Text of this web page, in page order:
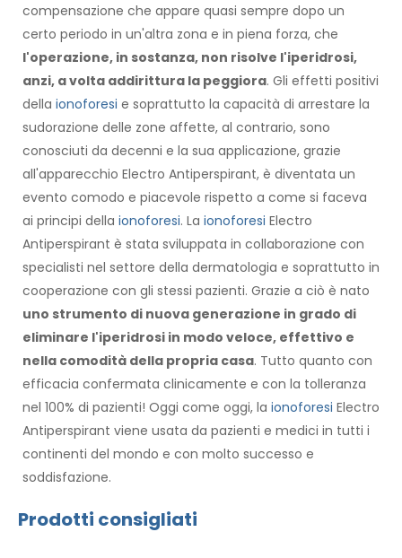
compensazione che appare quasi sempre dopo un
certo periodo in un'altra zona e in piena forza, che
l'operazione, in sostanza, non risolve l'iperidrosi,
anzi, a volta addirittura la peggiora. Gli effetti positivi
della ionoforesi e soprattutto la capacità di arrestare la
sudorazione delle zone affette, al contrario, sono
conosciuti da decenni e la sua applicazione, grazie
all'apparecchio Electro Antiperspirant, è diventata un
evento comodo e piacevole rispetto a come si faceva
ai principi della ionoforesi. La ionoforesi Electro
Antiperspirant è stata sviluppata in collaborazione con
specialisti nel settore della dermatologia e soprattutto in
cooperazione con gli stessi pazienti. Grazie a ciò è nato
uno strumento di nuova generazione in grado di
eliminare l'iperidrosi in modo veloce, effettivo e
nella comodità della propria casa. Tutto quanto con
efficacia confermata clinicamente e con la tolleranza
nel 100% di pazienti! Oggi come oggi, la ionoforesi Electro
Antiperspirant viene usata da pazienti e medici in tutti i
continenti del mondo e con molto successo e
soddisfazione.
Prodotti consigliati